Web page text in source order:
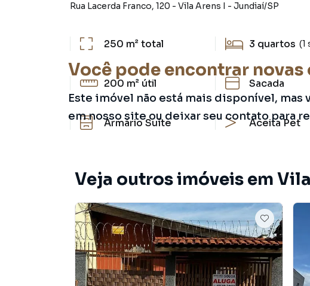
Você pode encontrar
Este imóvel não está mais disponível,
em nosso site ou deixar seu contato para
Rua Lacerda Franco, 120 - Vila Arens I - Jundiaí/SP
250 m²total 3 quartos (1
200 m² útil Sacada
Armário Suíte Aceita Pet
Veja outros imóveis em